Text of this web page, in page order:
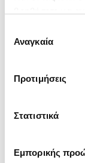
ενδιαφέρουν
συγκατάθεσης
Αναγκαία
Προτιμήσεις
Στατιστικά
Εμπορικής